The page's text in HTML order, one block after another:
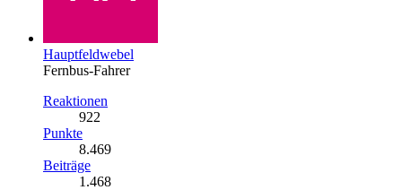
Hauptfeldwebel
Fernbus-Fahrer
Reaktionen
922
Punkte
8.469
Beiträge
1.468